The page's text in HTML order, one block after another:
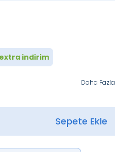
indirim
Daha Fazla
Sepete Ekle